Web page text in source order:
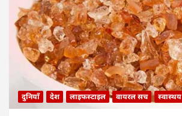
दुनियाँ देश लाइफस्टाइल वायरल सच स्वास्थय